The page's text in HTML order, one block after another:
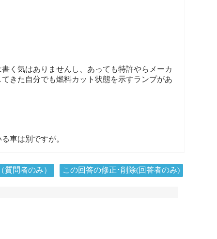
く気はありませんし、あっても特許やらメーカ
きた自分でも燃料カット状態を示すランプがあ
車は別ですが。
質問者のみ） この回答の修正･削除(回答者のみ)